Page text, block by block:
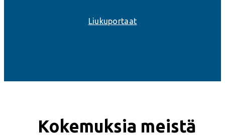
Liukuportaat
Kokemuksia meistä